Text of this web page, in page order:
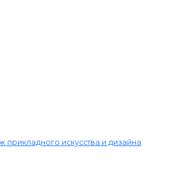
прикладного искусства и дизайна